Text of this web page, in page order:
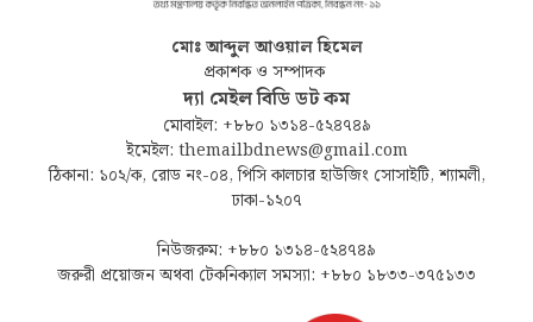
মোঃ আব্দুল আওয়াল হিমেল
প্রকাশক ও সম্পাদক
দ্যা মেইল বিডি ডট কম
মোবাইল: +৮৮০ ১৩১৪-৫২৪৭৪৯
ইমেইল: themailbdnews@gmail.com
ঠিকানা: ১০২/ক, রোড নং-০৪, পিসি কালচার হাউজিং সোসাইটি, শ্যামলী,
ঢাকা-১২০৭
নিউজরুম: +৮৮০ ১৩১৪-৫২৪৭৪৯
জরুরী প্রয়োজন অথবা টেকনিক্যাল সমস্যা: +৮৮০ ১৮৩৩-৩৭৫১৩৩